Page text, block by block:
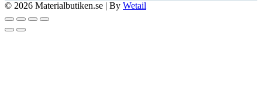
© 2026 Materialbutiken.se | By Wetail